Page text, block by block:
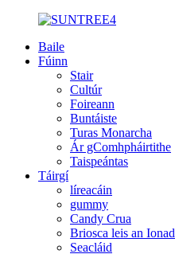
Baile
Fúinn
Stair
Cultúr
Foireann
Buntáiste
Turas Monarcha
Ár gComhpháirtithe
Taispeántas
Táirgí
líreacáin
gummy
Candy Crua
Briosca leis an Ionad
Seacláid